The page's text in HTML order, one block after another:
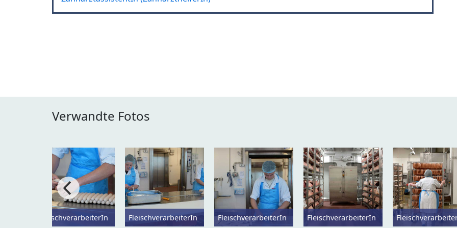
Verwandte Fotos
FleischverarbeiterIn
FleischverarbeiterIn FleischverarbeiterIn FleischverarbeiterIn